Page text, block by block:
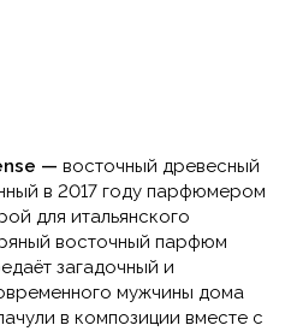
— восточный древесный
в 2017 году парфюмером
для итальянского
восточный парфюм
загадочный и
мужчины дома
в композиции вместе с